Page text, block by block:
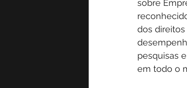
sobre
dos
pesquisas
em todo o